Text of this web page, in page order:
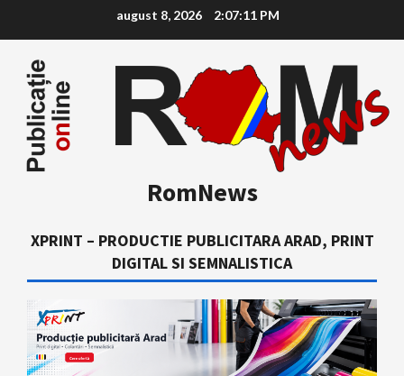
content
august 8, 2026 2:07:12 PM
RomNews
XPRINT – PRODUCTIE PUBLICITARA ARAD, PRINT
DIGITAL SI SEMNALISTICA